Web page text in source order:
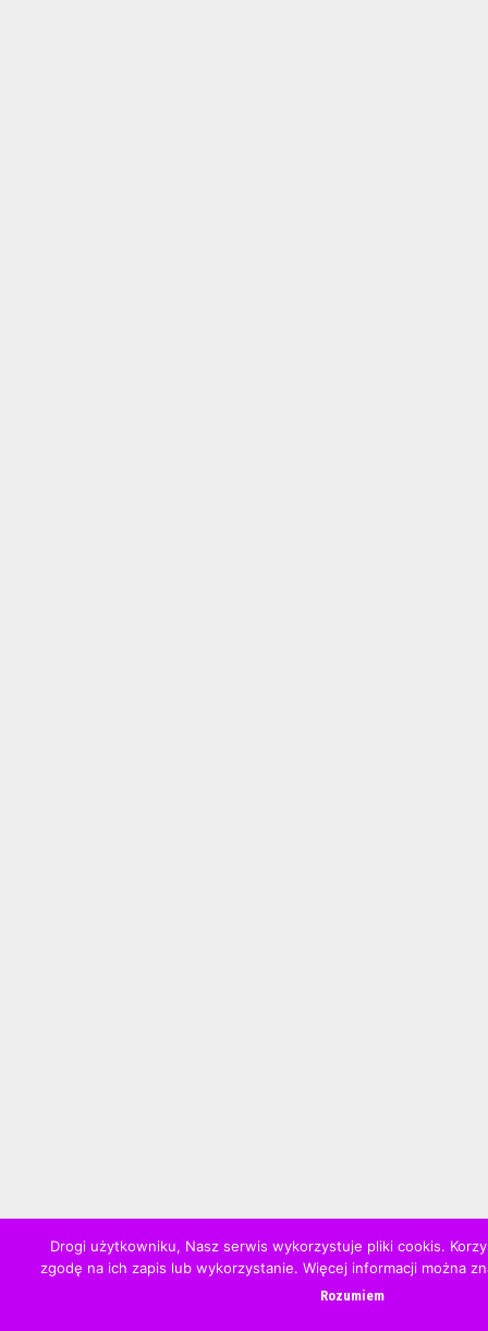
Drogi użytkowniku, Nasz serwis wykorzystuje pliki cookis.
zgodę na ich zapis lub wykorzystanie. Więcej informacji można
Rozumiem